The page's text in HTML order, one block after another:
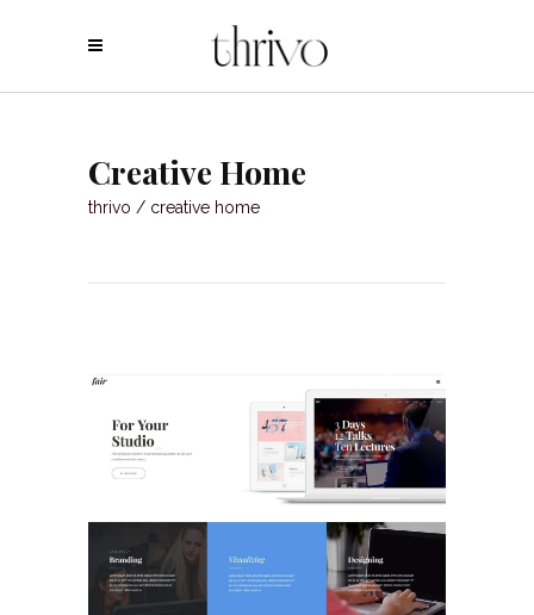
Creative Home
thrivo / creative home